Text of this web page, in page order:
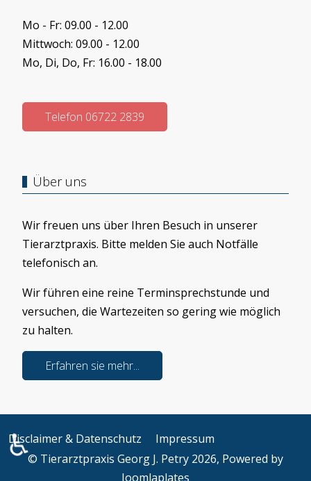
Mo - Fr: 09.00 - 12.00
Mittwoch: 09.00 - 12.00
Mo, Di, Do, Fr: 16.00 - 18.00
Telefon 06722 2839
Über uns
Wir freuen uns über Ihren Besuch in unserer
Tierarztpraxis. Bitte melden Sie auch Notfälle
telefonisch an.
Wir führen eine reine Terminsprechstunde und
versuchen, die Wartezeiten so gering wie möglich
zu halten.
Erfahren sie mehr...
Disclaimer & Datenschutz
Impressum
© Tierarztpraxis Georg J. Petry 2026, Powered by
Joomlaplates
♿